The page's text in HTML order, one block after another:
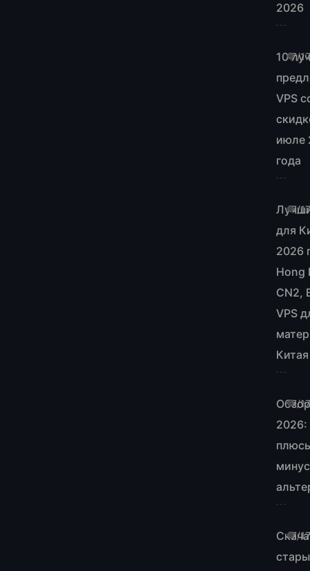
2026
7/
10
VPS
июле
года
7/
для
2026
Hong
CN2,
VPS
Китая
7/
7/